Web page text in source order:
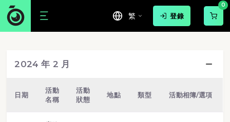
繁 登錄
0
2024 年 2 月
日期
活動
名稱
活動
狀態
地點 類型 活動相簿/選項